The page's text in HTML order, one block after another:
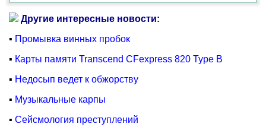
Другие интересные новости:
▪ Промывка винных пробок
▪ Карты памяти Transcend CFexpress 820 Type B
▪ Недосып ведет к обжорству
▪ Музыкальные карпы
▪ Сейсмология преступлений